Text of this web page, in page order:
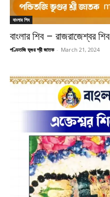
বাংলার শিব
বাংলার শিব – রাজরাজেশ্বর শিব
পণ্ডিতজি ভৃগুর শ্রী জাতক - March 21, 2024